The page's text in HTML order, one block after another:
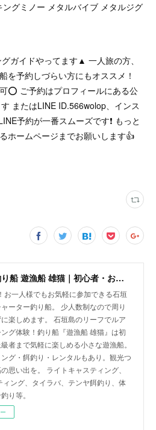
グミノー メタルバイブ メタルジグ
ガイドやってます▲ 一人旅の方、
を予約しづらい方にもオススメ！
⭕ ご予約はプロフィールにある公
またはLINE ID.566wolop、インス
予約が一番スムーズです❗ もっと
ホームページまでお願いします👍
石垣島 釣り船 遊漁船 雄猫｜初心者・お一人様歓迎の少人数制チャーターボート
お一人様でもお気軽に参加できる石垣
ーター釣り船。 少人数制なので周り
楽しめます。 石垣島のリーフでルア
グ体験！釣り船『遊漁船 雄猫』は初
者まで気軽に楽しめる小さな遊漁船。
グ・餌釣り・レンタルもあり。観光つ
思い出を。 ライトキャスティング、
ィング、タイラバ、テンヤ餌釣り、体
り等。